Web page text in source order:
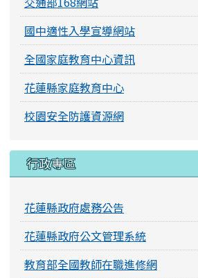
國中適性入學宣導網站
全國家庭教育中心資訊
花蓮縣家庭教育中心
校園安全防護資源網
行政專區
花蓮縣政府處務公告
花蓮縣政府公文管理系統
教育部全國教師在職進修網